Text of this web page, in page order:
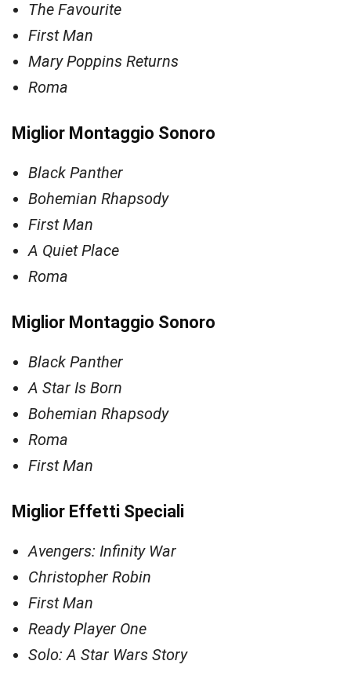
The Favourite
First Man
Mary Poppins Returns
Roma
Miglior Montaggio Sonoro
Black Panther
Bohemian Rhapsody
First Man
A Quiet Place
Roma
Miglior Montaggio Sonoro
Black Panther
A Star Is Born
Bohemian Rhapsody
Roma
First Man
Miglior Effetti Speciali
Avengers: Infinity War
Christopher Robin
First Man
Ready Player One
Solo: A Star Wars Story